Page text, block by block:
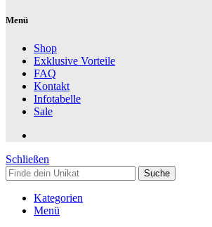
Menü
Shop
Exklusive Vorteile
FAQ
Kontakt
Infotabelle
Sale
Schließen
Suche
Kategorien
Menü